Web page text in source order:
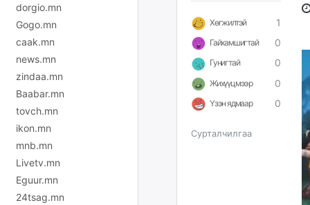
dorgio.mn
Gogo.mn
caak.mn
news.mn
zindaa.mn
Baabar.mn
tovch.mn
ikon.mn
mnb.mn
Livetv.mn
Eguur.mn
24tsag.mn
Хөгжилтэй 1
Гайхамшигтай 0
Гунигтай 0
Жихүүцмээр 0
Үзэн ядмаар 0
Сурталчилгаа